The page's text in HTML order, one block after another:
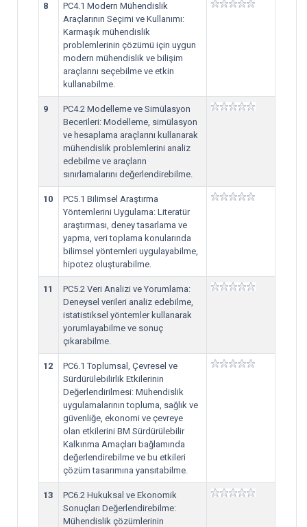
8
PC4.1 Modern Mühendislik
Araçlarının Seçimi ve Kullanımı:
Karmaşık mühendislik
problemlerinin çözümü için uygun
modern mühendislik ve bilişim
araçlarını seçebilme ve etkin
kullanabilme.
9
PC4.2 Modelleme ve Simülasyon
Becerileri: Modelleme, simülasyon
ve hesaplama araçlarını kullanarak
mühendislik problemlerini analiz
edebilme ve araçların
sınırlamalarını değerlendirebilme.
10
PC5.1 Bilimsel Araştırma
Yöntemlerini Uygulama: Literatür
araştırması, deney tasarlama ve
yapma, veri toplama konularında
bilimsel yöntemleri uygulayabilme,
hipotez oluşturabilme.
11
PC5.2 Veri Analizi ve Yorumlama:
Deneysel verileri analiz edebilme,
istatistiksel yöntemler kullanarak
yorumlayabilme ve sonuç
çıkarabilme.
12
PC6.1 Toplumsal, Çevresel ve
Sürdürülebilirlik Etkilerinin
Değerlendirilmesi: Mühendislik
uygulamalarının topluma, sağlık ve
güvenliğe, ekonomi ve çevreye
olan etkilerini BM Sürdürülebilir
Kalkınma Amaçları bağlamında
değerlendirebilme ve bu etkileri
çözüm tasarımına yansıtabilme.
13
PC6.2 Hukuksal ve Ekonomik
Sonuçları Değerlendirebilme:
Mühendislik çözümlerinin